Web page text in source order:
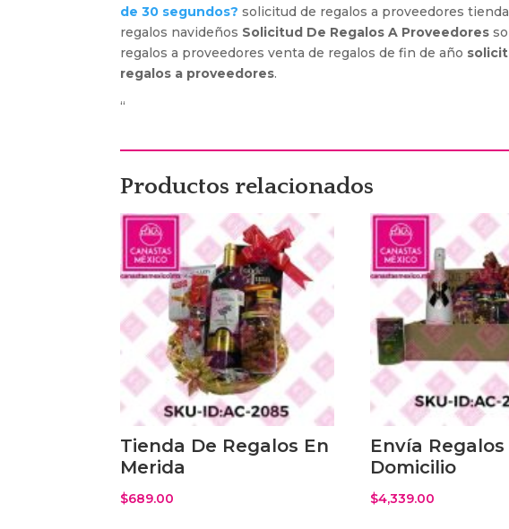
de 30 segundos? solicitud de regalos a proveedores
regalos navideños Solicitud De Regalos A Proveedores
regalos a proveedores venta de regalos de fin de año
regalos a proveedores.
“
Productos relacionados
Tienda De Regalos En
Merida
$689.00
Envía Regalos
Domicilio
$4,339.00